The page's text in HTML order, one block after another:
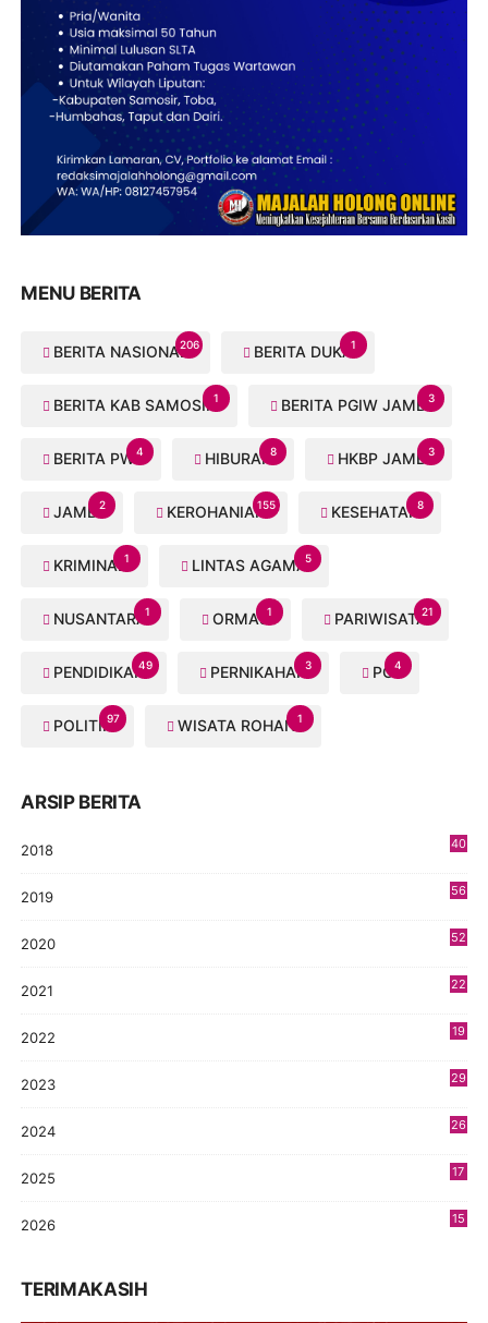
MENU BERITA
BERITA NASIONAL206 BERITA DUKA1
BERITA KAB SAMOSIR1 BERITA PGIW JAMBI3
BERITA PWI4 HIBURAN8 HKBP JAMBI3
JAMBI2 KEROHANIAN155 KESEHATAN8
KRIMINAL1 LINTAS AGAMA5
NUSANTARA1 ORMAS1 PARIWISATA21
PENDIDIKAN49 PERNIKAHAN3 PGI4
POLITIK97 WISATA ROHANI1
ARSIP BERITA
2018
40
2019
56
2020
52
2021
22
2022
19
2023
29
2024
26
2025
17
2026
15
TERIMAKASIH